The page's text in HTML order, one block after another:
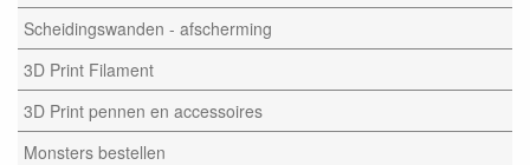
Scheidingswanden - afscherming
3D Print Filament
3D Print pennen en accessoires
Monsters bestellen